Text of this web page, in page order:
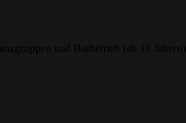
und Barbetrieb (ab 18 Jahren)